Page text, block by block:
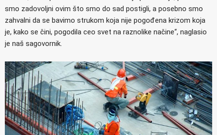
smo zadovoljni ovim što smo do sad postigli, a posebno smo
zahvalni da se bavimo strukom koja nije pogođena krizom koja
je, kako se čini, pogodila ceo svet na raznolike načine“, naglasio
je naš sagovornik.